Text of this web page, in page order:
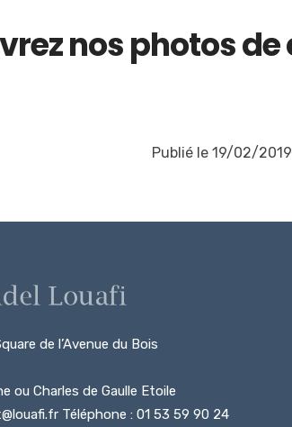
nos photos
Publié le 19/02/
de l’Avenue du Bois
ou Charles de Gaulle Etoile
Téléphone : 01 53 59 90 24